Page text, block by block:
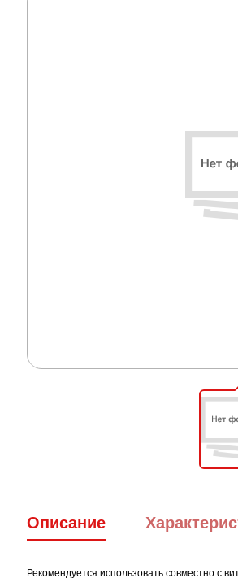
Описание
Рекомендуется использовать совместно с